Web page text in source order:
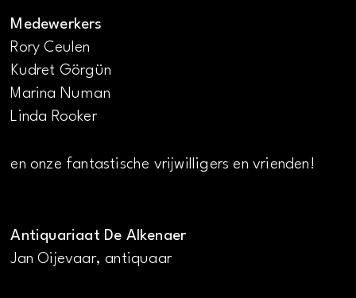
Medewerkers
Rory Ceulen
Kudret Görgün
Marina Numan
Linda Rooker
en onze fantastische vrijwilligers en vrienden!
Antiquariaat De Alkenaer
Jan Oijevaar, antiquaar